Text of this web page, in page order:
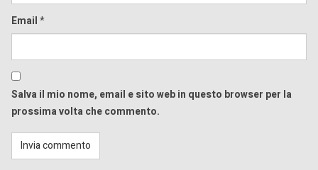
Email*
Salva il mio nome, email e sito web in questo browser per la
prossima volta che commento.